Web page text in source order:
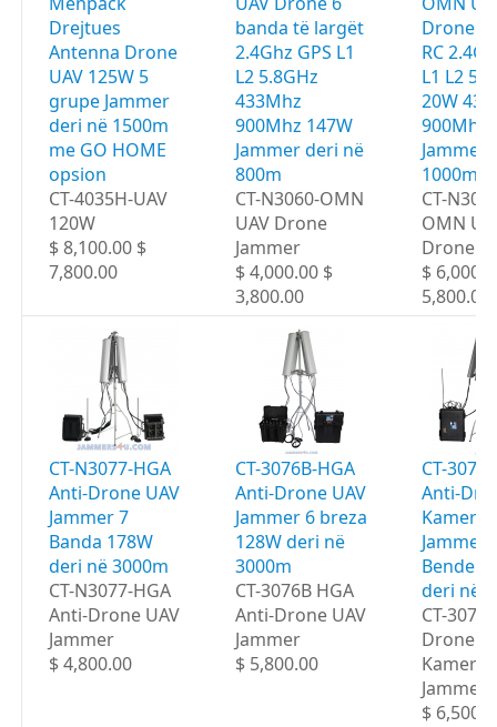
Drejtues
Antenna Drone
UAV 125W 5
grupe Jammer
deri në 1500m
me GO HOME
opsion
CT-4035H-UAV
120W
$ 8,100.00 $
7,800.00
banda të largët
2.4Ghz GPS L1
L2 5.8GHz
433Mhz
900Mhz 147W
Jammer deri në
800m
CT-N3060-OMN
UAV Drone
Jammer
$ 4,000.00 $
3,800.00
Drone 6
RC
L1 L2
20W
900Mhz
Jammer
1000m
CT-
OMN
Drone
$
5,800.00
CT-N3077-HGA
Anti-Drone UAV
Jammer 7
Banda 178W
deri në 3000m
CT-N3077-HGA
Anti-Drone UAV
Jammer
$ 4,800.00
CT-3076B-HGA
Anti-Drone UAV
Jammer 6 breza
128W deri në
3000m
CT-3076B HGA
Anti-Drone UAV
Jammer
$ 5,800.00
CT-
Anti-
Kamera
Jammer
Bende
deri në
CT-
Drone
Kamera
Jammer
$